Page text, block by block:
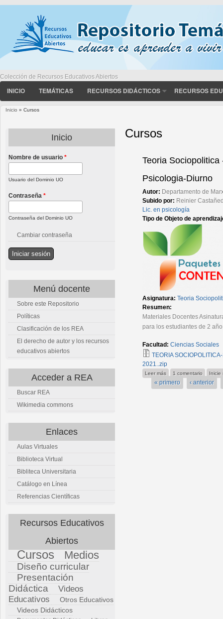
Colección de Recursos Educativos Abiertos
INICIO TEMÁTICAS RECURSOS DIDÁCTICOS RECURSOS
Inicio » Cursos
Cursos
Teoria Sociopolitica
Psicologia-Diurno
Autor: Departamento de
Subido por: Reinier
Lic. en psicología
Tipo de Objeto de
Asignatura: Teoria
Resumen:
Materiales Docentes
para los estudiantes de 2
Facultad: Ciencias Sociales
TEORIA
2021..zip
Leer más sobre Teoria
1 comentario Inicie
Páginas
« primero ‹ anterior
Inicio
Nombre de usuario *
Usuario del Dominio UO
Contraseña *
Contraseña del Dominio UO
Cambiar contraseña
Menú docente
Sobre este Repositorio
Políticas
Clasificación de los REA
El derecho de autor y los recursos
educativos abiertos
Acceder a REA
Buscar REA
Wikimedia commons
Enlaces
Aulas Virtuales
Biblioteca Virtual
Bibliteca Universitaria
Catálogo en Línea
Referencias Científicas
Recursos Educativos
Abiertos
Cursos Medios
Diseño curricular
Presentación
Didáctica
Videos
Educativos
Otros Educativos
Videos Didácticos